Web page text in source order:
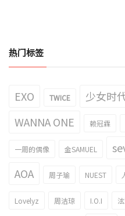
热门标签
EXO TWICE 少女时
WANNA ONE 赖冠霖
一周的偶像 金SAMUEL
AOA 周子瑜 NUEST
Lovelyz 周洁琼 I.O.I